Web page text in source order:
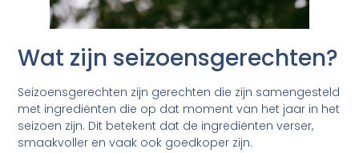
Wat zijn seizoensgerechten?
Seizoensgerechten zijn gerechten die zijn samengesteld
met ingrediënten die op dat moment van het jaar in het
seizoen zijn. Dit betekent dat de ingrediënten verser,
smaakvoller en vaak ook goedkoper zijn.